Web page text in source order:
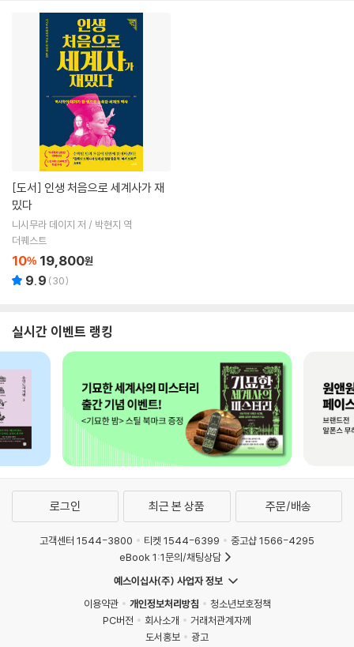
[도서]
밌다
니시무라 데이지 저 / 박현지 역
더퀘스트
10% 19,800원
9.9 (30)
실시간 이벤트 랭킹
로그인 최근 본 상품 주문/배송
고객센터 1544-3800 티켓 1544-6399
중고샵 1566-4295
eBook 1:1문의/채팅상담
예스이십사(주) 사업자 정보
이용약관
개인정보처리방침
청소년보호정책
PC버전
회사소개
거래처관계자께
도서홍보
광고